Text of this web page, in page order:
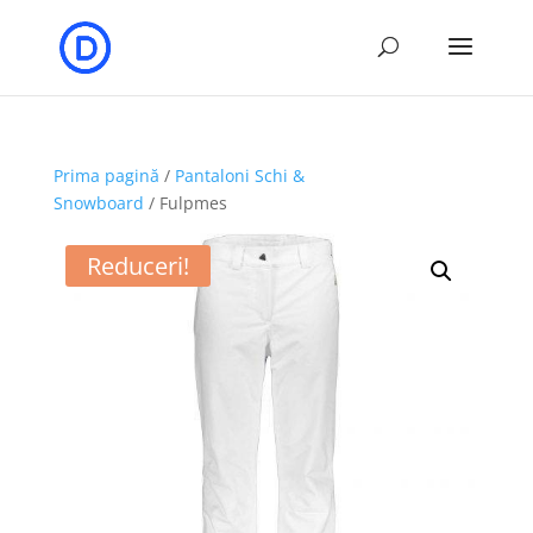
Prima pagină / Pantaloni Schi &
Snowboard / Fulpmes
Reduceri!